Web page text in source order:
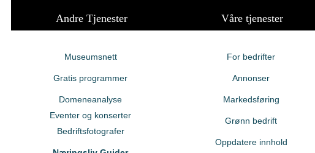
Andre Tjenester Våre tjenester
Museumsnett
Gratis programmer
Domeneanalyse
Eventer og konserter
Bedriftsfotografer
For bedrifter
Annonser
Markedsføring
Grønn bedrift
Oppdatere innhold